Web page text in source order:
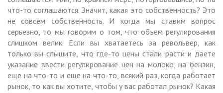
что-то соглашаются. Значит, какая это собственность? Это
не совсем собственность. И когда мы ставим вопрос
серьезно, то мы говорим о том, что объем регулирования
слишком велик. Если вы хватаетесь за револьвер, как
только вы слышите, что где-то цены стали расти и даете
указание ввести регулирование цен на молоко, на бензин,
еще на что-то и еще на что-то, всякий раз, когда работает
рынок, то как вы хотите, чтобы у вас работал рынок? Какая